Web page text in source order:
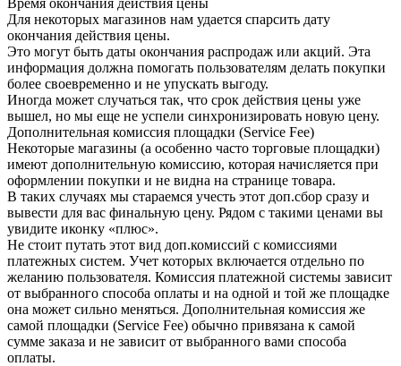
Для некоторых магазинов нам удается спарсить дату
окончания действия цены.
Это могут быть даты окончания распродаж или акций. Эта
информация должна помогать пользователям делать покупки
более своевременно и не упускать выгоду.
Иногда может случаться так, что срок действия цены уже
вышел, но мы еще не успели синхронизировать новую цену.
Дополнительная комиссия площадки (Service Fee)
Некоторые магазины (а особенно часто торговые площадки)
имеют дополнительную комиссию, которая начисляется при
оформлении покупки и не видна на странице товара.
В таких случаях мы стараемся учесть этот доп.сбор сразу и
вывести для вас финальную цену. Рядом с такими ценами вы
увидите иконку «плюс».
Не стоит путать этот вид доп.комиссий с комиссиями
платежных систем. Учет которых включается отдельно по
желанию пользователя. Комиссия платежной системы зависит
от выбранного способа оплаты и на одной и той же площадке
она может сильно меняться. Дополнительная комиссия же
самой площадки (Service Fee) обычно привязана к самой
сумме заказа и не зависит от выбранного вами способа
оплаты.